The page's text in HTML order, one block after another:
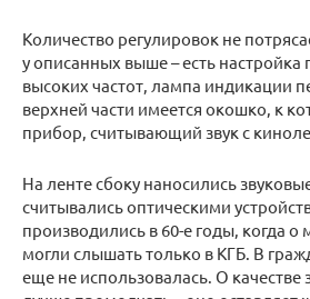
Количество регулировок не
у описанных выше – есть настройка
высоких частот, лампа индикации
верхней части имеется окошко, к
прибор, считывающий звук с
На ленте сбоку наносились
считывались оптическими
производились в 60-е годы, когда о
могли слышать только в КГБ. В
еще не использовалась. О качестве